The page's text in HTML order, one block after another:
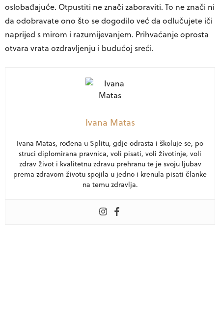
oslobađajuće. Otpustiti ne znači zaboraviti. To ne znači ni
da odobravate ono što se dogodilo već da odlučujete iči
naprijed s mirom i razumijevanjem. Prihvaćanje oprosta
otvara vrata ozdravljenju i budućoj sreći.
Ivana Matas
Ivana Matas, rođena u Splitu, gdje odrasta i školuje se, po
struci diplomirana pravnica, voli pisati, voli životinje, voli
zdrav život i kvalitetnu zdravu prehranu te je svoju ljubav
prema zdravom životu spojila u jedno i krenula pisati članke
na temu zdravlja.